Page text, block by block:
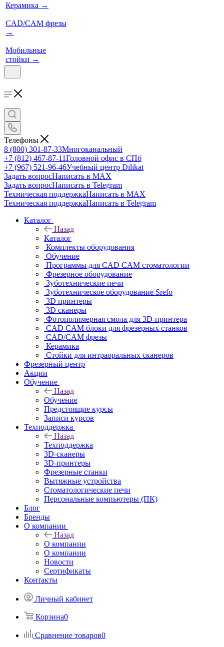
Керамика →
CAD/CAM фрезы
→
Мобильные
стойки →
Телефоны
8 (800) 301-87-33Многоканальный
+7 (812) 467-87-11Головной офис в СПб
+7 (967) 521-96-46Учебный центр Dilikat
Задать вопросНаписать в MAX
Задать вопросНаписать в Telegram
Техническая поддержкаНаписать в MAX
Техническая поддержкаНаписать в Telegram
Каталог
Назад
Каталог
Комплекты оборудования
Обучение
Программы для CAD CAM стоматологии
Фрезерное оборудование
Зуботехнические печи
Зуботехническое оборудование Srefo
3D принтеры
3D сканеры
Фотополимерная смола для 3D-принтера
CAD CAM блоки для фрезерных станков
CAD/CAM фрезы
Керамика
Стойки для интраоральных сканеров
Фрезерный центр
Акции
Обучение
Назад
Обучение
Предстоящие курсы
Записи курсов
Техподдержка
Назад
Техподдержка
3D-сканеры
3D-принтеры
Фрезерные станки
Вытяжные устройства
Стоматологические печи
Персональные компьютеры (ПК)
Блог
Бренды
О компании
Назад
О компании
О компании
Новости
Сертификаты
Контакты
Личный кабинет
Корзина0
Сравнение товаров0